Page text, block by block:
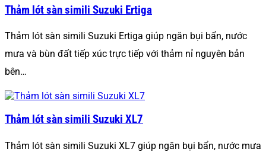
Thảm lót sàn simili Suzuki Ertiga
Thảm lót sàn simili Suzuki Ertiga giúp ngăn bụi bẩn, nước
mưa và bùn đất tiếp xúc trực tiếp với thảm nỉ nguyên bản
bên…
Thảm lót sàn simili Suzuki XL7
Thảm lót sàn simili Suzuki XL7 giúp ngăn bụi bẩn, nước mưa